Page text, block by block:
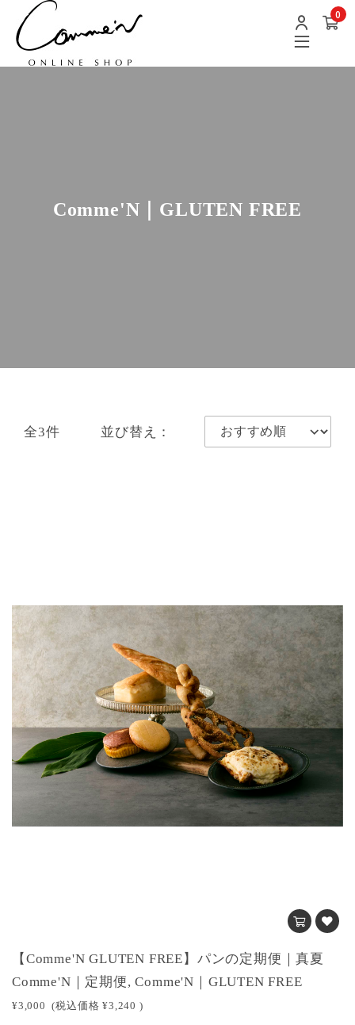
0
Comme'N｜GLUTEN FREE
全3件 並び替え：
【Comme'N GLUTEN FREE】パンの定期便｜真夏
Comme'N｜定期便, Comme'N｜GLUTEN FREE
¥3,000 (税込価格 ¥3,240 )